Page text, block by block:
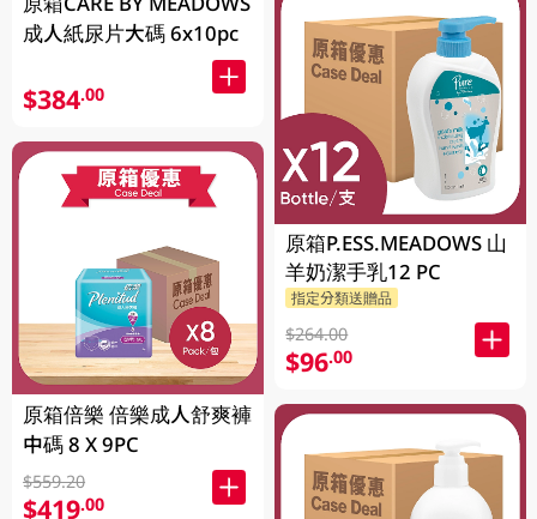
成人紙尿片大碼 6x10pc
$384.00
原箱倍樂 倍樂成人舒爽褲
中碼 8 X 9PC
$559.20
$419.00
原箱P.ESS.MEADOWS 山
羊奶潔手乳12 PC
指定分類送贈品
$264.00
$96.00